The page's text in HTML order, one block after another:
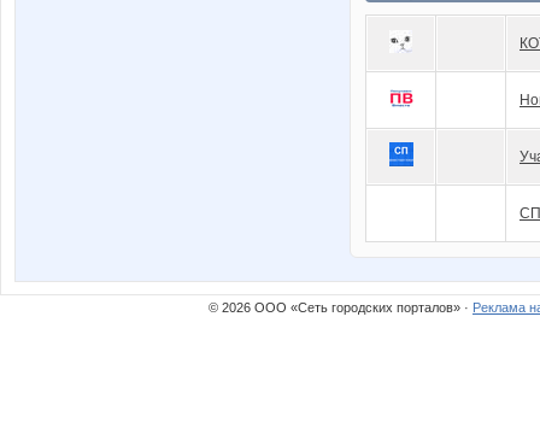
© 2026 ООО «Сеть городских порталов» · Реклама